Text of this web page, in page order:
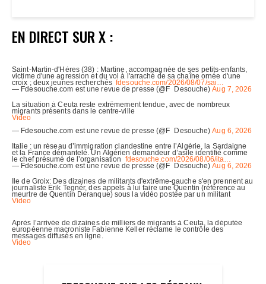
EN DIRECT SUR X :